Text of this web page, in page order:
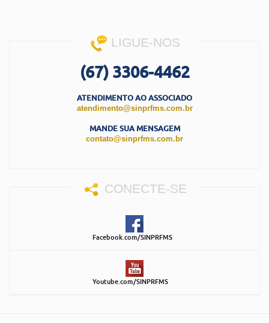
LIGUE-NOS
(67) 3306-4462
ATENDIMENTO AO ASSOCIADO
atendimento@sinprfms.com.br
MANDE SUA MENSAGEM
contato@sinprfms.com.br
CONECTE-SE
Facebook.com/SINPRFMS
Youtube.com/SINPRFMS